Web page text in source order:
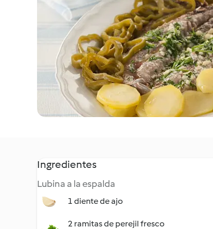
Ingredientes
Lubina a la espalda
1 diente de ajo
2 ramitas de perejil fresco